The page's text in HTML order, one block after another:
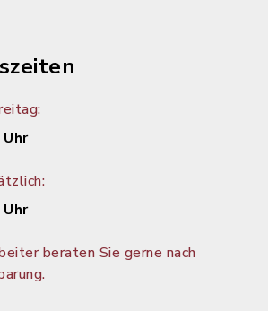
beraten Sie gerne nach